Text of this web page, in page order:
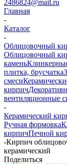
2486824@mail.ru
Главная
-
Каталог
-
Облицовочный
Облицовочный
камень
плитка, брусчатка
смеси
кирпич
вентиляционные
-
Керамический
Ручная формовка
кирпичПечной
-Кирпич
керамический
Поделиться